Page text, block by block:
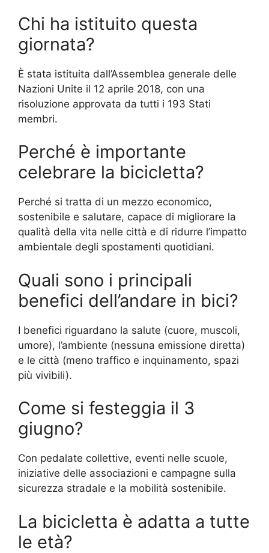
Chi ha istituito questa
giornata?
È stata istituita dall’Assemblea generale delle
Nazioni Unite il 12 aprile 2018, con una
risoluzione approvata da tutti i 193 Stati
membri.
Perché è importante
celebrare la bicicletta?
Perché si tratta di un mezzo economico,
sostenibile e salutare, capace di migliorare la
qualità della vita nelle città e di ridurre l’impatto
ambientale degli spostamenti quotidiani.
Quali sono i principali
benefici dell’andare in bici?
I benefici riguardano la salute (cuore, muscoli,
umore), l’ambiente (nessuna emissione diretta)
e le città (meno traffico e inquinamento, spazi
più vivibili).
Come si festeggia il 3
giugno?
Con pedalate collettive, eventi nelle scuole,
iniziative delle associazioni e campagne sulla
sicurezza stradale e la mobilità sostenibile.
La bicicletta è adatta a tutte
le età?